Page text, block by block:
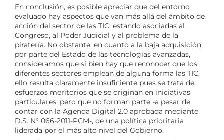
En conclusión, es posible apreciar que del entorno
evaluado hay aspectos que van más allá del ámbito de
acción del sector de las TIC, estando asociadas al
Congreso, al Poder Judicial y al problema de la
piratería. No obstante, en cuanto a la baja adquisición
por parte del Estado de las tecnologías avanzadas,
consideramos que si bien hay que reconocer que los
diferentes sectores emplean de alguna forma las TIC,
ello resulta claramente insuficiente pues se trata de
esfuerzos meritorios que se originan en iniciativas
particulares, pero que no forman parte -a pesar de
contar con la Agenda Digital 2.0 aprobada mediante
D.S. N° 066-2011-PCM-, de una política prioritaria
liderada por el más alto nivel del Gobierno.